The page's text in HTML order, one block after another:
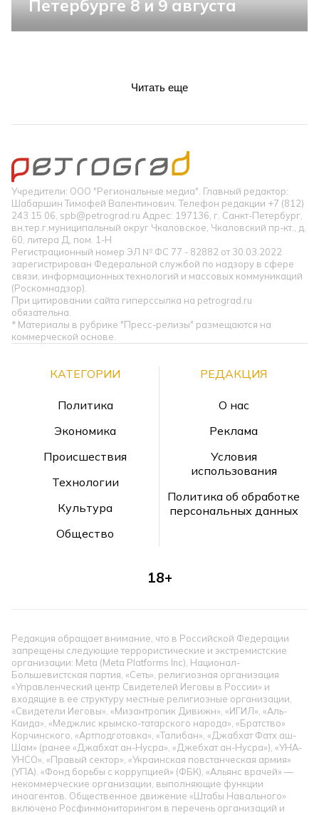
Петербурге 8 и 9 августа
Читать еще
Учредители: ООО "Региональные медиа". Главный редактор:
Шабаршин Тимофей Валентинович. Телефон редакции +7 (812)
243 15 06, spb@petrograd.ru Адрес: 197136, г. Санкт-Петербург,
вн.тер.г.муниципальный округ Чкаловское, Чкаловский пр-кт., д.
60, литера Д, пом. 1-Н
Регистрационный номер ЭЛ № ФС 77 - 82882 от 30.03.2022
зарегистрирован Федеральной службой по надзору в сфере
связи, информационных технологий и массовых коммуникаций
(Роскомнадзор).
При цитировании сайта гиперссылка на petrograd.ru
обязательна.
* Материалы в рубрике "Пресс-релизы" размещаются на
коммерческой основе.
КАТЕГОРИИ
Политика
Экономика
Происшествия
Технологии
Культура
Общество
РЕДАКЦИЯ
О нас
Реклама
Условия
использования
Политика об обработке
персональных данных
18+
Редакция обращает внимание, что в Российской Федерации
запрещены следующие террористические и экстремистские
организации: Meta (Meta Platforms Inc), Национал-
Большевистская партия, «Сеть», религиозная организация
«Управленческий центр Свидетелей Иеговы в России» и
входящие в ее структуру местные религиозные организации,
«Свидетели Иеговы», «Мизантропик Дивижн», «ИГИЛ», «Аль-
Каида», «Меджлис крымско-татарского народа», «Братство»
Корчинского, «Артподготовка», «Талибан», «Джабхат Фатх аш-
Шам» (ранее «Джабхат ан-Нусра», «Джебхат ан-Нусра»), «УНА-
УНСО», «Правый сектор», «Украинская повстанческая армия»
(УПА). «Фонд борьбы с коррупцией» (ФБК), «Альянс врачей» —
некоммерческие организации, выполняющие функции
иноагентов. Общественное движение «Штабы Навального»
включено Росфинмониторингом в перечень организаций и